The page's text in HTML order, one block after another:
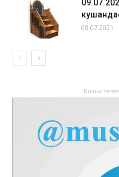
08.07.2021
Бизни